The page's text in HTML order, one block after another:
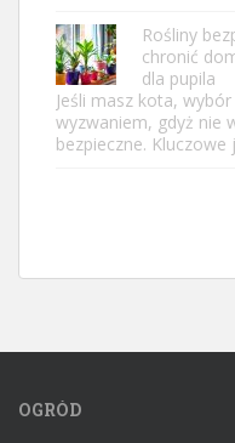
Rośliny
chronić
dla pupila
Jeśli masz kota,
wyzwaniem, gdyż nie
bezpieczne.
OGRÓD